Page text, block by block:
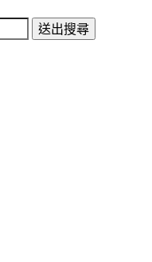
送出搜尋